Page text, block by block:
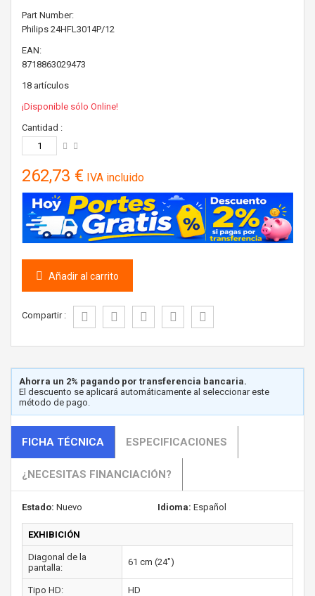
Part Number:
Philips 24HFL3014P/12
EAN:
8718863029473
18 artículos
¡Disponible sólo Online!
Cantidad :
262,73 € IVA incluido
Añadir al carrito
Compartir :
Ahorra un 2% pagando por transferencia bancaria.
El descuento se aplicará automáticamente al seleccionar este
método de pago.
FICHA TÉCNICA ESPECIFICACIONES
¿NECESITAS FINANCIACIÓN?
Estado: Nuevo Idioma: Español
EXHIBICIÓN
Diagonal de la
pantalla:
61 cm (24")
Tipo HD: HD